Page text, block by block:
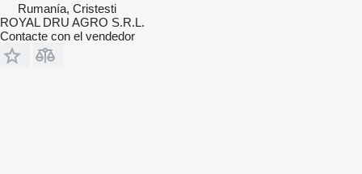
Rumanía, Cristesti
ROYAL DRU AGRO S.R.L.
Contacte con el vendedor